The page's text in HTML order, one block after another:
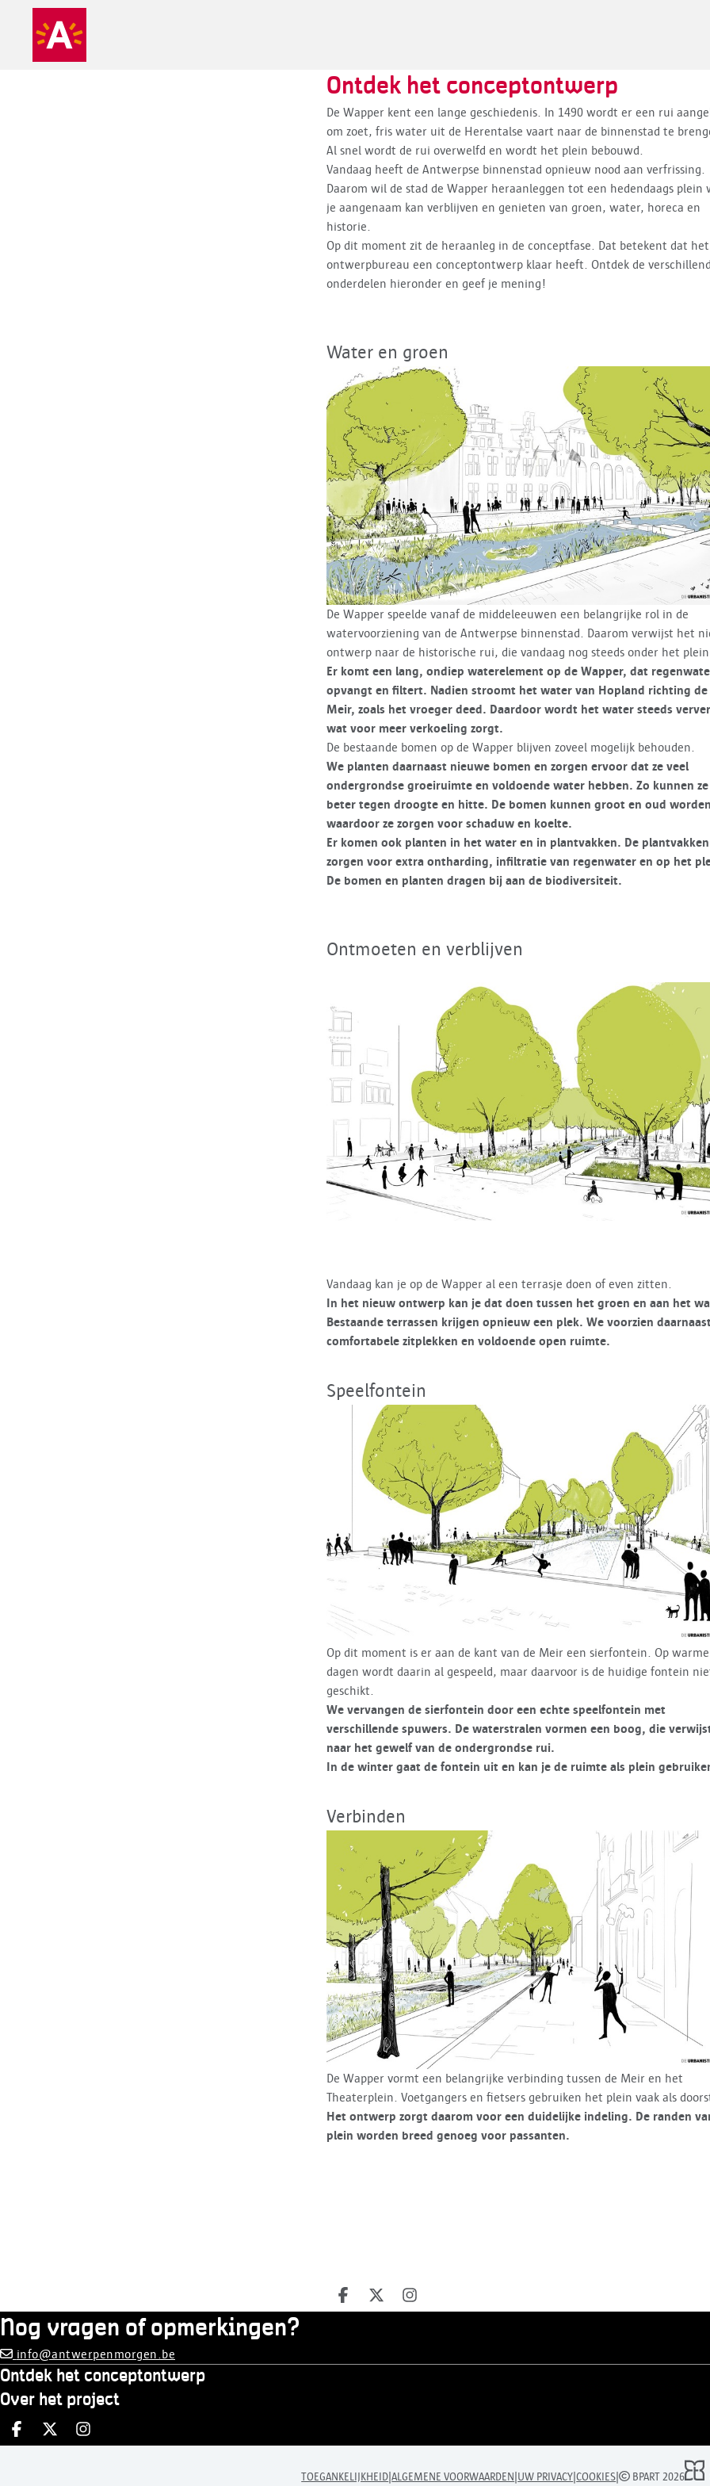
Ontdek het conceptontwerp
De Wapper kent een lange geschiedenis. In 1490 wordt er een rui
om zoet, fris water uit de Herentalse vaart naar de binnenstad te
Al snel wordt de rui overwelfd en wordt het plein bebouwd.
Vandaag heeft de Antwerpse binnenstad opnieuw nood aan verfrissing.
Daarom wil de stad de Wapper heraanleggen tot een hedendaags plein
je aangenaam kan verblijven en genieten van groen, water, horeca en
historie.
Op dit moment zit de heraanleg in de conceptfase. Dat betekent dat het
ontwerpbureau een conceptontwerp klaar heeft. Ontdek de
onderdelen hieronder en geef je mening!
Water en groen
De Wapper speelde vanaf de middeleeuwen een belangrijke rol in de
watervoorziening van de Antwerpse binnenstad. Daarom verwijst het
ontwerp naar de historische rui, die vandaag nog steeds onder het
Er komt een lang, ondiep waterelement op de Wapper, dat
opvangt en filtert. Nadien stroomt het water van Hopland richting de
Meir, zoals het vroeger deed. Daardoor wordt het water steeds
wat voor meer verkoeling zorgt.
De bestaande bomen op de Wapper blijven zoveel mogelijk behouden.
We planten daarnaast nieuwe bomen en zorgen ervoor dat ze veel
ondergrondse groeiruimte en voldoende water hebben. Zo kunnen ze
beter tegen droogte en hitte. De bomen kunnen groot en oud
waardoor ze zorgen voor schaduw en koelte.
Er komen ook planten in het water en in plantvakken. De plantvakken
zorgen voor extra ontharding, infiltratie van regenwater en op het
De bomen en planten dragen bij aan de biodiversiteit.
Ontmoeten en verblijven
Vandaag kan je op de Wapper al een terrasje doen of even zitten.
In het nieuw ontwerp kan je dat doen tussen het groen en aan het
Bestaande terrassen krijgen opnieuw een plek. We voorzien
comfortabele zitplekken en voldoende open ruimte.
Speelfontein
Op dit moment is er aan de kant van de Meir een sierfontein. Op warme
dagen wordt daarin al gespeeld, maar daarvoor is de huidige fontein
geschikt.
We vervangen de sierfontein door een echte speelfontein met
verschillende spuwers. De waterstralen vormen een boog, die
naar het gewelf van de ondergrondse rui.
In de winter gaat de fontein uit en kan je de ruimte als plein
Verbinden
De Wapper vormt een belangrijke verbinding tussen de Meir en het
Theaterplein. Voetgangers en fietsers gebruiken het plein vaak als
Het ontwerp zorgt daarom voor een duidelijke indeling. De randen
plein worden breed genoeg voor passanten.
Deel op facebook
Deel op X
Deel op Instagram
Nog vragen of opmerkingen?
info@antwerpenmorgen.be
Ontdek het conceptontwerp
Over het project
Deel op facebook
Deel op X
Deel op Instagram
TOEGANKELIJKHEID |ALGEMENE VOORWAARDEN UW PRIVACY |COOKIES | BPART 2026